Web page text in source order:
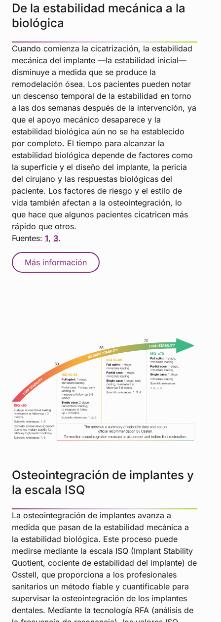
De la estabilidad mecánica a la
biológica
Cuando comienza la cicatrización, la estabilidad
mecánica del implante —la estabilidad inicial—
disminuye a medida que se produce la
remodelación ósea. Los pacientes pueden notar
un descenso temporal de la estabilidad en torno
a las dos semanas después de la intervención, ya
que el apoyo mecánico desaparece y la
estabilidad biológica aún no se ha establecido
por completo. El tiempo para alcanzar la
estabilidad biológica depende de factores como
la superficie y el diseño del implante, la pericia
del cirujano y las respuestas biológicas del
paciente. Los factores de riesgo y el estilo de
vida también afectan a la osteointegración, lo
que hace que algunos pacientes cicatricen más
rápido que otros.
Fuentes: 1, 3.
Más información
Osteointegración de implantes y
la escala ISQ
La osteointegración de implantes avanza a
medida que pasan de la estabilidad mecánica a
la estabilidad biológica. Este proceso puede
medirse mediante la escala ISQ (Implant Stability
Quotient, cociente de estabilidad del implante) de
Osstell, que proporciona a los profesionales
sanitarios un método fiable y cuantificable para
supervisar la osteointegración de los implantes
dentales. Mediante la tecnología RFA (análisis de